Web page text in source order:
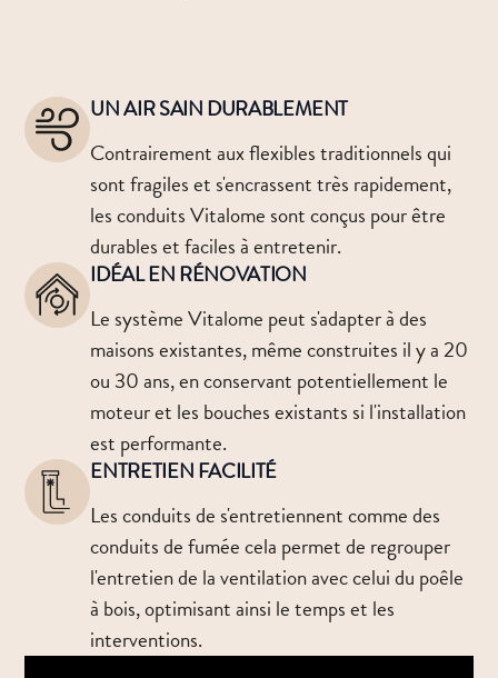
UN AIR SAIN DURABLEMENT
Contrairement aux flexibles traditionnels qui
sont fragiles et s'encrassent très rapidement,
les conduits Vitalome sont conçus pour être
durables et faciles à entretenir.
IDÉAL EN RÉNOVATION
Le système Vitalome peut s'adapter à des
maisons existantes, même construites il y a 20
ou 30 ans, en conservant potentiellement le
moteur et les bouches existants si l'installation
est performante.
ENTRETIEN FACILITÉ
Les conduits de s'entretiennent comme des
conduits de fumée cela permet de regrouper
l'entretien de la ventilation avec celui du poêle
à bois, optimisant ainsi le temps et les
interventions.